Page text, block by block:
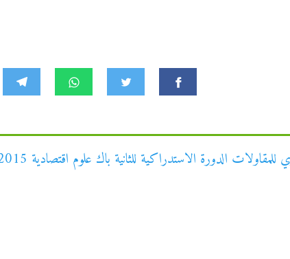
الدورة الاستدراكية للثانية باك علوم اقتصادية 2015